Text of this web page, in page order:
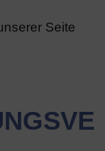
Seite